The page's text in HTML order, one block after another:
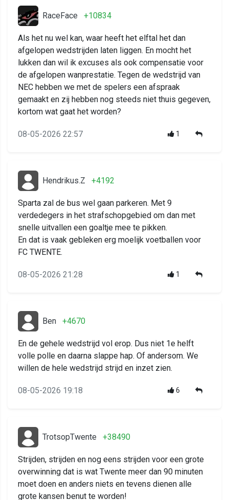
RaceFace +10834
Als het nu wel kan, waar heeft het elftal het dan
afgelopen wedstrijden laten liggen. En mocht het
lukken dan wil ik excuses als ook compensatie voor
de afgelopen wanprestatie. Tegen de wedstrijd van
NEC hebben we met de spelers een afspraak
gemaakt en zij hebben nog steeds niet thuis gegeven,
kortom wat gaat het worden?
08-05-2026 22:57 1
Hendrikus.Z +4192
Sparta zal de bus wel gaan parkeren. Met 9
verdedegers in het strafschopgebied om dan met
snelle uitvallen een goaltje mee te pikken.
En dat is vaak gebleken erg moelijk voetballen voor
FC TWENTE.
08-05-2026 21:28 1
Ben +4670
En de gehele wedstrijd vol erop. Dus niet 1e helft
volle polle en daarna slappe hap. Of andersom. We
willen de hele wedstrijd strijd en inzet zien.
08-05-2026 19:18 6
TrotsopTwente +38490
Strijden, strijden en nog eens strijden voor een grote
overwinning dat is wat Twente meer dan 90 minuten
moet doen en anders niets en tevens dienen alle
grote kansen benut te worden!